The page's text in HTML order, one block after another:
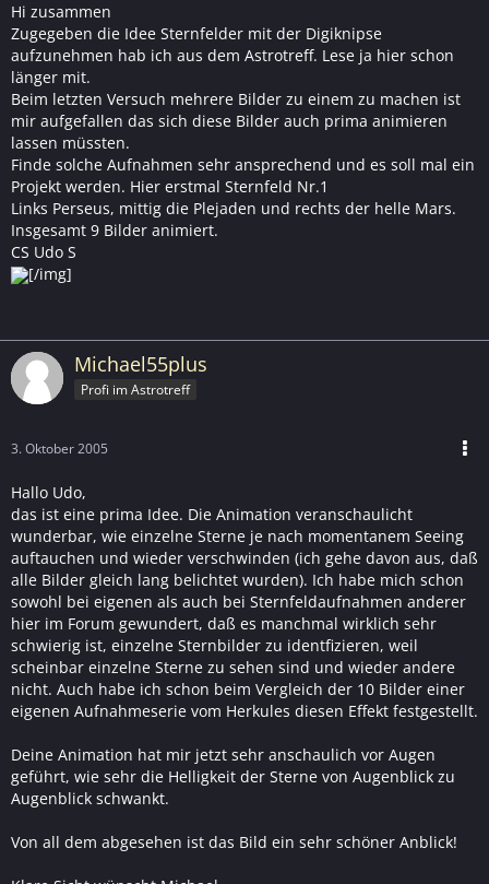
Hi zusammen
Zugegeben die Idee Sternfelder mit der Digiknipse
aufzunehmen hab ich aus dem Astrotreff. Lese ja hier schon
länger mit.
Beim letzten Versuch mehrere Bilder zu einem zu machen ist
mir aufgefallen das sich diese Bilder auch prima animieren
lassen müssten.
Finde solche Aufnahmen sehr ansprechend und es soll mal ein
Projekt werden. Hier erstmal Sternfeld Nr.1
Links Perseus, mittig die Plejaden und rechts der helle Mars.
Insgesamt 9 Bilder animiert.
CS Udo S
[/img]
Michael55plus
Profi im Astrotreff
3. Oktober 2005
Hallo Udo,
das ist eine prima Idee. Die Animation veranschaulicht
wunderbar, wie einzelne Sterne je nach momentanem Seeing
auftauchen und wieder verschwinden (ich gehe davon aus, daß
alle Bilder gleich lang belichtet wurden). Ich habe mich schon
sowohl bei eigenen als auch bei Sternfeldaufnahmen anderer
hier im Forum gewundert, daß es manchmal wirklich sehr
schwierig ist, einzelne Sternbilder zu identfizieren, weil
scheinbar einzelne Sterne zu sehen sind und wieder andere
nicht. Auch habe ich schon beim Vergleich der 10 Bilder einer
eigenen Aufnahmeserie vom Herkules diesen Effekt festgestellt.
Deine Animation hat mir jetzt sehr anschaulich vor Augen
geführt, wie sehr die Helligkeit der Sterne von Augenblick zu
Augenblick schwankt.
Von all dem abgesehen ist das Bild ein sehr schöner Anblick!